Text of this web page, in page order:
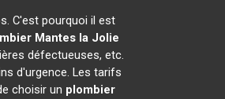
C'est pourquoi il est
Mantes la Jolie
défectueuses, etc.
d'urgence. Les tarifs
choisir un plombier